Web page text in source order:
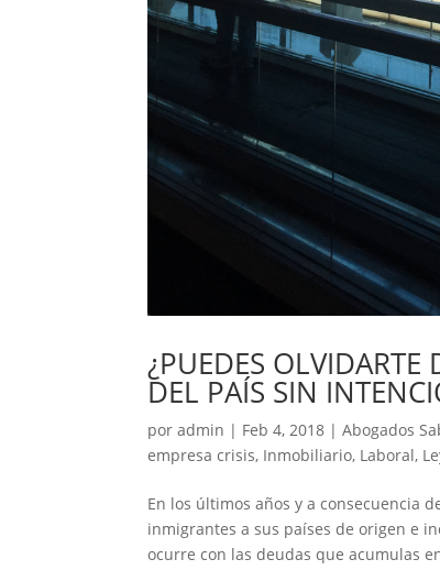
¿PUEDES OLVIDARTE
DEL PAÍS SIN
poradmin | Feb 4, 2018 |Abogados
empresa crisis, Inmobiliario, Laboral,
En los últimos años y a consecuencia
inmigrantes a sus países de origen e
ocurre con las deudas que acumulas